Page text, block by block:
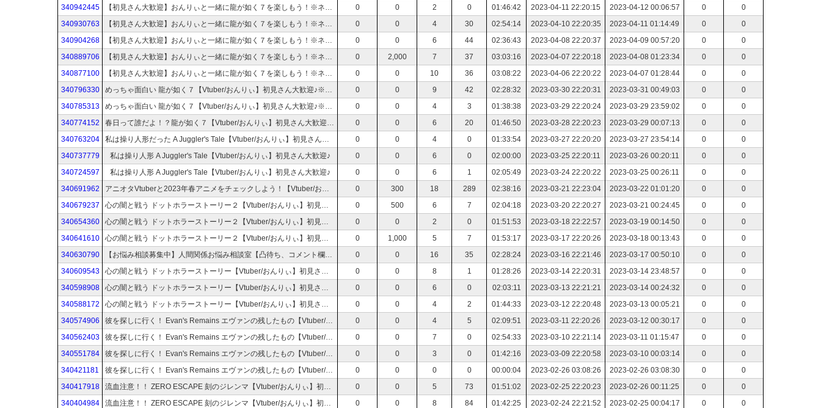
340942445
【初見さん大歓迎】おんりぃと一緒に龍が如く７を楽しもう！※ネタバレあり【Vtuber】 0 0 2 0 01:46:42 2023-04-11 22:20:15 2023-04-12 00:06:57 0
0
340930763
【初見さん大歓迎】おんりぃと一緒に龍が如く７を楽しもう！※ネタバレあり【Vtuber】 0 0 4 30 02:54:14 2023-04-10 22:20:35 2023-04-11 01:14:49 0
0
340904268
【初見さん大歓迎】おんりぃと一緒に龍が如く７を楽しもう！※ネタバレあり【Vtuber】 0 0 6 44 02:36:43 2023-04-08 22:20:37 2023-04-09 00:57:20 0
0
340889706
【初見さん大歓迎】おんりぃと一緒に龍が如く７を楽しもう！※ネタバレあり【Vtuber】 0 2,000 7 37 03:03:16 2023-04-07 22:20:18 2023-04-08 01:23:34 0
0
340877100
【初見さん大歓迎】おんりぃと一緒に龍が如く７を楽しもう！※ネタバレあり【Vtuber】 0 0 10 36 03:08:22 2023-04-06 22:20:22 2023-04-07 01:28:44 0
0
340796330
めっちゃ面白い 龍が如く７【Vtuber/おんりぃ】初見さん大歓迎♪※ネタバレあり 0 0 9 42 02:28:32 2023-03-30 22:20:31 2023-03-31 00:49:03 0
0
340785313
めっちゃ面白い 龍が如く７【Vtuber/おんりぃ】初見さん大歓迎♪※ネタバレあり 0 0 4 3 01:38:38 2023-03-29 22:20:24 2023-03-29 23:59:02 0
0
340774152
春日って誰だよ！？龍が如く７【Vtuber/おんりぃ】初見さん大歓迎♪※ネタバレあり 0 0 6 20 01:46:50 2023-03-28 22:20:23 2023-03-29 00:07:13 0
0
340763204
私は操り人形だった A Juggler's Tale【Vtuber/おんりぃ】初見さん大歓迎♪ 0 0 4 0 01:33:54 2023-03-27 22:20:20 2023-03-27 23:54:14 0
0
340737779
私は操り人形 A Juggler's Tale【Vtuber/おんりぃ】初見さん大歓迎♪ 0 0 6 0 02:00:00 2023-03-25 22:20:11 2023-03-26 00:20:11 0
0
340724597
私は操り人形 A Juggler's Tale【Vtuber/おんりぃ】初見さん大歓迎♪ 0 0 6 1 02:05:49 2023-03-24 22:20:22 2023-03-25 00:26:11 0
0
340691962
アニオタVtuberと2023年春アニメをチェックしよう！【Vtuber/おんりぃ】初見さん大歓迎♪ 0 300 18 289 02:38:16 2023-03-21 22:23:04 2023-03-22 01:01:20 0
0
340679237
心の闇と戦う ドットホラーストーリー２【Vtuber/おんりぃ】初見さん大歓迎♪ 0 500 6 7 02:04:18 2023-03-20 22:20:27 2023-03-21 00:24:45 0
0
340654360
心の闇と戦う ドットホラーストーリー２【Vtuber/おんりぃ】初見さん大歓迎♪ 0 0 2 0 01:51:53 2023-03-18 22:22:57 2023-03-19 00:14:50 0
0
340641610
心の闇と戦う ドットホラーストーリー２【Vtuber/おんりぃ】初見さん大歓迎♪ 0 1,000 5 7 01:53:17 2023-03-17 22:20:26 2023-03-18 00:13:43 0
0
340630790
【お悩み相談募集中】人間関係お悩み相談室【凸待ち、コメント欄、匿名質問箱にて】 0 0 16 35 02:28:24 2023-03-16 22:21:46 2023-03-17 00:50:10 0
0
340609543
心の闇と戦う ドットホラーストーリー【Vtuber/おんりぃ】初見さん大歓迎♪ 0 0 8 1 01:28:26 2023-03-14 22:20:31 2023-03-14 23:48:57 0
0
340598908
心の闇と戦う ドットホラーストーリー【Vtuber/おんりぃ】初見さん大歓迎♪ 0 0 6 0 02:03:11 2023-03-13 22:21:21 2023-03-14 00:24:32 0
0
340588172
心の闇と戦う ドットホラーストーリー【Vtuber/おんりぃ】初見さん大歓迎♪ 0 0 4 2 01:44:33 2023-03-12 22:20:48 2023-03-13 00:05:21 0
0
340574906
彼を探しに行く！ Evan's Remains エヴァンの残したもの【Vtuber/おんりぃ】初見さん大歓迎♪ 0 0 4 5 02:09:51 2023-03-11 22:20:26 2023-03-12 00:30:17 0
0
340562403
彼を探しに行く！ Evan's Remains エヴァンの残したもの【Vtuber/おんりぃ】初見さん大歓迎♪ 0 0 7 0 02:54:33 2023-03-10 22:21:14 2023-03-11 01:15:47 0
0
340551784
彼を探しに行く！ Evan's Remains エヴァンの残したもの【Vtuber/おんりぃ】初見さん大歓迎♪ 0 0 3 0 01:42:16 2023-03-09 22:20:58 2023-03-10 00:03:14 0
0
340421181
彼を探しに行く！ Evan's Remains エヴァンの残したもの【Vtuber/おんりぃ】初見さん大歓迎♪ 0 0 0 0 00:00:04 2023-02-26 03:08:26 2023-02-26 03:08:30 0
0
340417918
流血注意！！ ZERO ESCAPE 刻のジレンマ【Vtuber/おんりぃ】初見さん大歓迎♪ 0 0 5 73 01:51:02 2023-02-25 22:20:23 2023-02-26 00:11:25 0
0
340404984
流血注意！！ ZERO ESCAPE 刻のジレンマ【Vtuber/おんりぃ】初見さん大歓迎♪ 0 0 8 84 01:42:25 2023-02-24 22:21:52 2023-02-25 00:04:17 0
0